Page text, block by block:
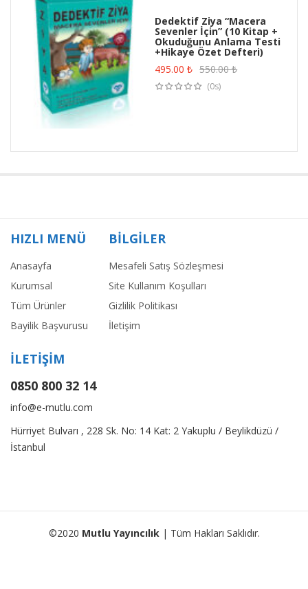
Dedektif Ziya “Macera
Sevenler İçin” (10 Kitap +
Okuduğunu Anlama Testi
+Hikaye Özet Defteri)
495.00₺ 550.00₺
(0s)
HIZLI MENÜ
Anasayfa
Kurumsal
Tüm Ürünler
Bayilik Başvurusu
BİLGİLER
Mesafeli Satış Sözleşmesi
Site Kullanım Koşulları
Gizlilik Politikası
İletişim
İLETİŞİM
0850 800 32 14
info@e-mutlu.com
Hürriyet Bulvarı , 228 Sk. No: 14 Kat: 2 Yakuplu / Beylikdüzü /
İstanbul
©2020 Mutlu Yayıncılık| Tüm Hakları Saklıdır.